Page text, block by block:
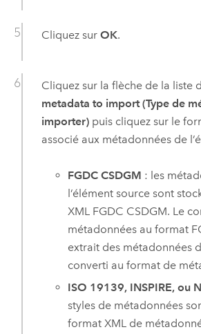
Cliquez sur OK.
Cliquez sur la flèche de la liste
metadata to import (Type de
importer)puis cliquez sur le
associé aux métadonnées de
FGDC CSDGM : les
l’élément source sont
XML FGDC CSDGM. Le
métadonnées au format
extrait des métadonnées
converti au format de
ISO 19139, INSPIRE, ou
styles de métadonnées
format XML de